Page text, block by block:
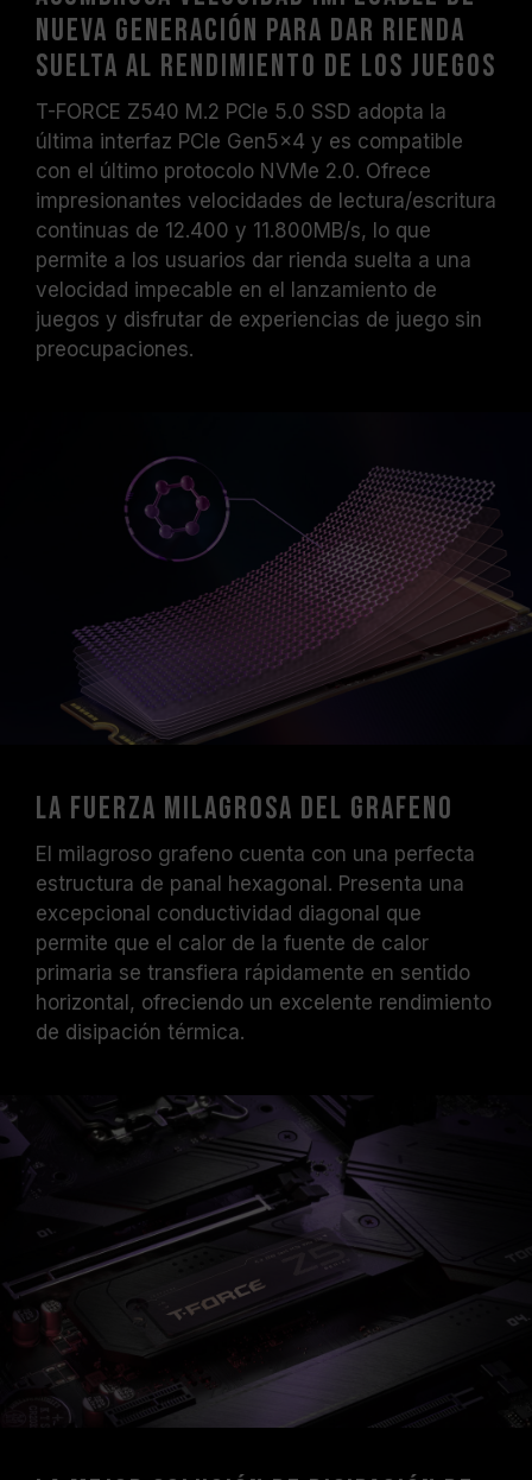
nueva generación para dar rienda
suelta al rendimiento de los juegos
T-FORCE Z540 M.2 PCIe 5.0 SSD adopta la
última interfaz PCIe Gen5x4 y es compatible
con el último protocolo NVMe 2.0. Ofrece
impresionantes velocidades de lectura/escritura
continuas de 12.400 y 11.800MB/s, lo que
permite a los usuarios dar rienda suelta a una
velocidad impecable en el lanzamiento de
juegos y disfrutar de experiencias de juego sin
preocupaciones.
La fuerza milagrosa del grafeno
El milagroso grafeno cuenta con una perfecta
estructura de panal hexagonal. Presenta una
excepcional conductividad diagonal que
permite que el calor de la fuente de calor
primaria se transfiera rápidamente en sentido
horizontal, ofreciendo un excelente rendimiento
de disipación térmica.